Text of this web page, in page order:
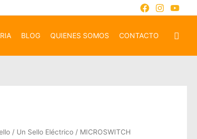
BLOG QUIENES SOMOS CONTACTO
/ Un Sello Eléctrico / MICROSWITCH